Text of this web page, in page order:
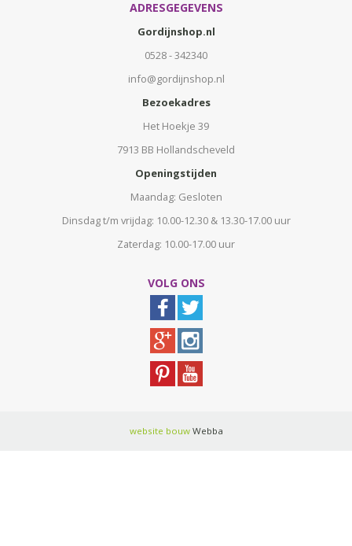
ADRESGEGEVENS
Gordijnshop.nl
0528 - 342340
info@gordijnshop.nl
Bezoekadres
Het Hoekje 39
7913 BB Hollandscheveld
Openingstijden
Maandag: Gesloten
Dinsdag t/m vrijdag: 10.00-12.30 & 13.30-17.00 uur
Zaterdag: 10.00-17.00 uur
VOLG ONS
website bouwWebba